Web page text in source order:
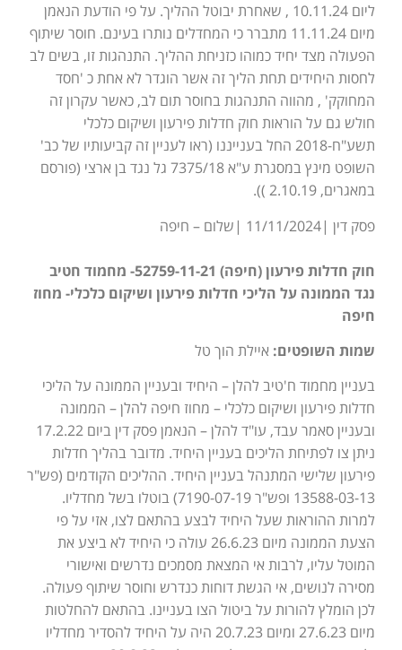
ליום 10.11.24 , שאחרת יבוטל ההליך. על פי הודעת הנאמן
מיום 11.11.24 מתברר כי המחדלים נותרו בעינם. חוסר שיתוף
הפעולה מצד יחיד כמוהו כזניחת ההליך. התנהגות זו, בשים לב
לחסות היחידים תחת הליך זה אשר הוגדר לא אחת כ 'חסד
המחוקק' , מהווה התנהגות בחוסר תום לב, כאשר עקרון זה
חולש גם על הוראות חוק חדלות פירעון ושיקום כלכלי
תשע"ח-2018 החל בענייננו (ראו לעניין זה קביעותיו של כב'
השופט מינץ במסגרת ע"א 7375/18 גל נגד בן ארצי (פורסם
במאגרים, 2.10.19 )).
פסק דין |11/11/2024 |שלום – חיפה
חוק חדלות פירעון (חיפה) 52759-11-21- מחמוד חטיב
נגד הממונה על הליכי חדלות פירעון ושיקום כלכלי- מחוז
חיפה
שמות השופטים: איילת הוך טל
בעניין מחמוד ח'טיב להלן – היחיד ובעניין הממונה על הליכי
חדלות פירעון ושיקום כלכלי – מחוז חיפה להלן – הממונה
ובעניין סאמר עבד, עו"ד להלן – הנאמן פסק דין ביום 17.2.22
ניתן צו לפתיחת הליכים בעניין היחיד. מדובר בהליך חדלות
פירעון שלישי המתנהל בעניין היחיד. ההליכים הקודמים (פש"ר
13588-03-13 ופש"ר 7190-07-19) בוטלו בשל מחדליו.
למרות ההוראות שעל היחיד לבצע בהתאם לצו, אזי על פי
הצעת הממונה מיום 26.6.23 עולה כי היחיד לא ביצע את
המוטל עליו, לרבות אי המצאת מסמכים נדרשים ואישורי
מסירה לנושים, אי הגשת דוחות כנדרש וחוסר שיתוף פעולה.
לכן הומלץ להורות על ביטול הצו בעניינו. בהתאם להחלטות
מיום 27.6.23 ומיום 20.7.23 היה על היחיד להסדיר מחדליו